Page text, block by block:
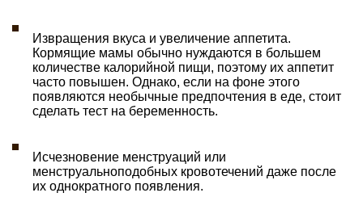
Извращения вкуса и увеличение аппетита.
Кормящие мамы обычно нуждаются в большем
количестве калорийной пищи, поэтому их аппетит
часто повышен. Однако, если на фоне этого
появляются необычные предпочтения в еде, стоит
сделать тест на беременность.
Исчезновение менструаций или
менструальноподобных кровотечений даже после
их однократного появления.